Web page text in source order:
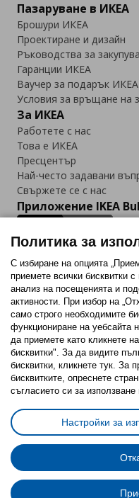
Пазаруване в ИКЕА
Брошури ИКЕА
Проектиране и дизайн
Ръководства за
Гаранции ИКЕА
Ваучер за подарък ИКЕА
Условия за връщане на
За ИКЕА
Работете с нас
Това е ИКЕА
Пресцентър
Най-често задавани
Свържете се с нас
Приложение IKEA
Последвайте ни:
FacebookTwitterYoutube
Политика за
Избор на
Условия за ползване на
Политика за
Общи условия
Политика за защита на
Политика за
С избиране на опцията
приемете всички бисквитки
анализ на посещенията и
активности. При избор на
само строго необходимитe
функциониране на уебсайта
да приемете като кликнете
бисквитки". За да видите
бисквитки, кликнете тук. За
бисквитките, опреснете
съгласието си за използване
Настройки за